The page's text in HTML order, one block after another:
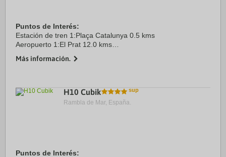
Puntos de Interés:
Estación de tren 1:Plaça Catalunya 0.5 kms
Aeropuerto 1:El Prat 12.0 kms
Recinto ferial 1:Fira Barcelona 6.0 kms
Más información.
H10 Cubik
Rambla de Mar, España.
Puntos de Interés: